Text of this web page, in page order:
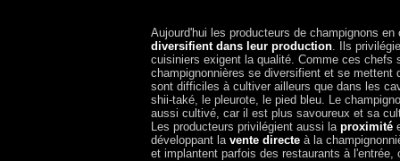
Aujourd'hui les producteurs de champignons
diversifient dans leur production. Ils
cuisiniers exigent la qualité. Comme ces chefs
champignonnières se diversifient et se
sont difficiles à cultiver ailleurs que dans les
shii-také, le pleurote, le pied bleu. Le
aussi cultivé, car il est plus savoureux et sa
Les producteurs privilégient aussi la proximité
développant la vente directe à la
et implantent parfois des restaurants à